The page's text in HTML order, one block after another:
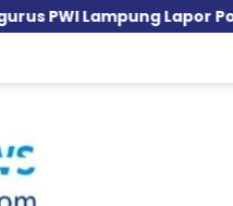
Lapor Polisi,